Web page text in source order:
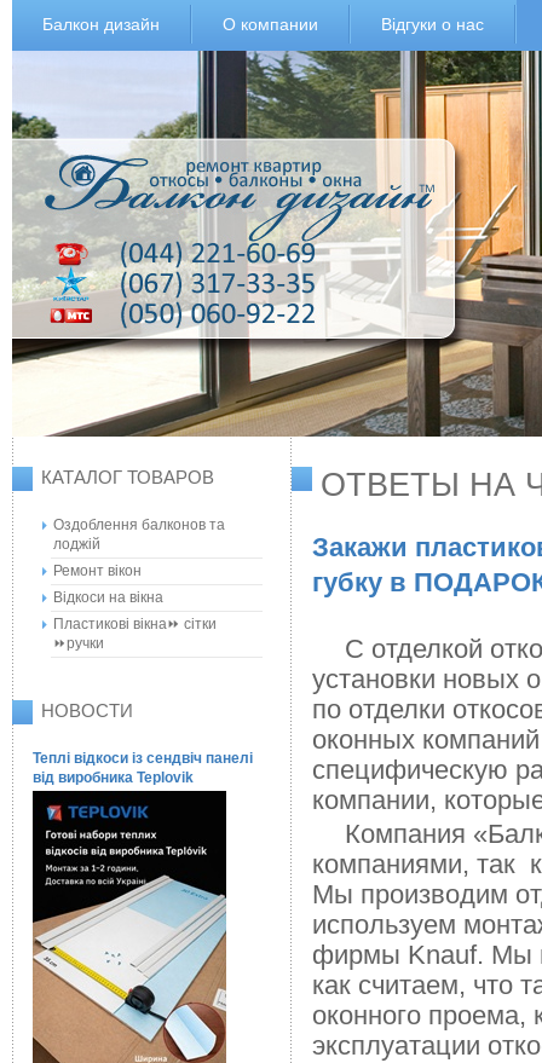
Балкон дизайн О компании Відгуки о нас
КАТАЛОГ ТОВАРОВ
Оздоблення балконов та
лоджій
Ремонт вікон
Відкоси на вікна
Пластикові вікна⏩ сітки
⏩ручки
НОВОСТИ
Теплі відкоси із сендвіч панелі
від виробника Teplovik
ОТВЕТЫ НА
Закажи
губку в
С отделкой
установки новых
по отделки
оконных
специфическую
компании,
Компания
компаниями, так
Мы производим
используем
фирмы Knauf. Мы
как считаем, что
оконного проема,
эксплуатации